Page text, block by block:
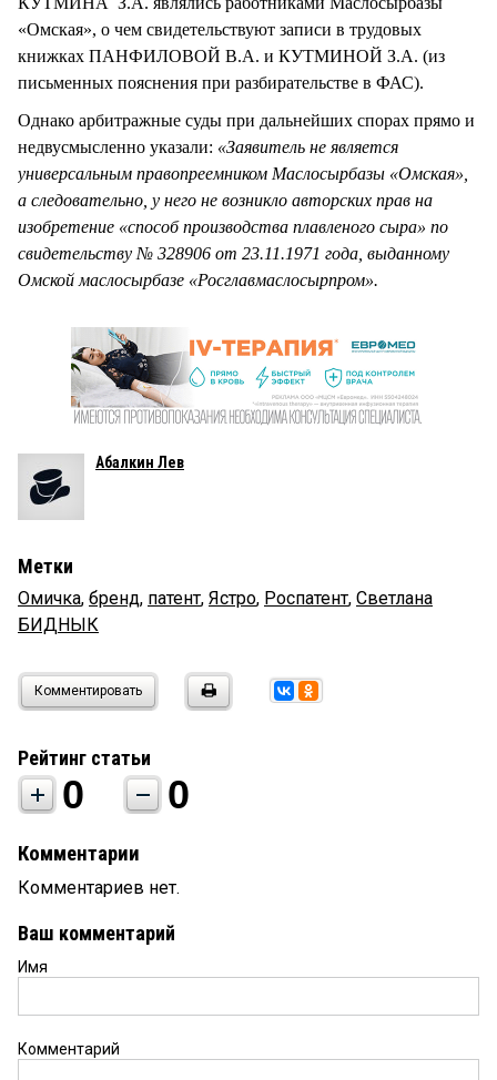
«Омская», о чем свидетельствуют записи в трудовых
книжках ПАНФИЛОВОЙ В.А. и КУТМИНОЙ З.А. (из
письменных пояснения при разбирательстве в ФАС).
Однако арбитражные суды при дальнейших спорах прямо и
недвусмысленно указали: «Заявитель не является
универсальным правопреемником Маслосырбазы «Омская»,
а следовательно, у него не возникло авторских прав на
изобретение «способ производства плавленого сыра» по
свидетельству № 328906 от 23.11.1971 года, выданному
Омской маслосырбазе «Росглавмаслосырпром».
Абалкин Лев
Метки
Омичка, бренд, патент, Ястро, Роспатент, Светлана
БИДНЫК
Комментировать
Рейтинг статьи
0 0
Комментарии
Комментариев нет.
Ваш комментарий
Имя
Комментарий